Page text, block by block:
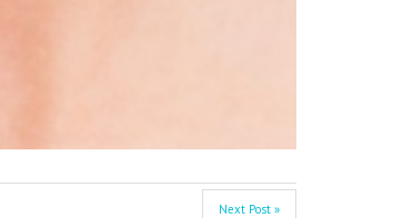
Next Post »